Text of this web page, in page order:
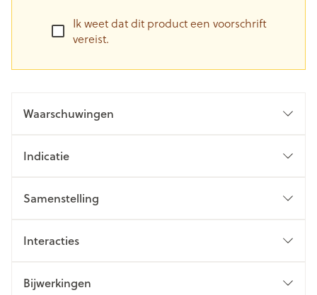
Ik weet dat dit product een voorschrift
vereist.
Waarschuwingen
Indicatie
Samenstelling
Interacties
Bijwerkingen